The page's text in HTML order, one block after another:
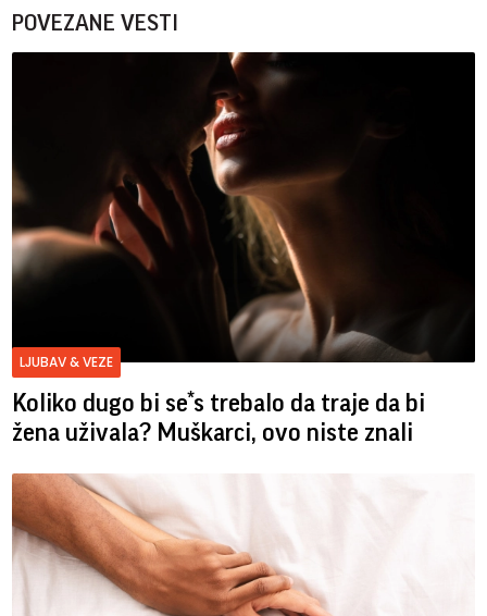
POVEZANE VESTI
LJUBAV & VEZE
Koliko dugo bi se*s trebalo da traje da bi
žena uživala? Muškarci, ovo niste znali